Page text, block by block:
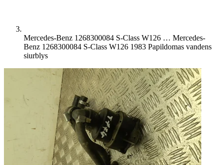
Mercedes-Benz 1268300084 S-Class W126 … Mercedes-
Benz 1268300084 S-Class W126 1983 Papildomas vandens
siurblys